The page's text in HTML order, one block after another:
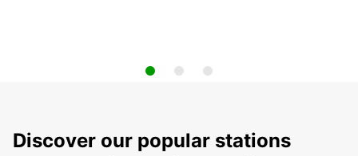
Discover our popular stations